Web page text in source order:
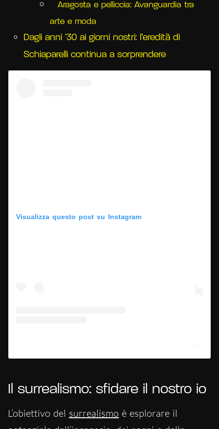
Aragosta e pelliccia: Avanguardia tra
arte e moda
Dagli anni ’30 ai giorni nostri: l’eredità di
Schiaparelli continua a sorprendere
Visualizza questo post su Instagram
Un post condiviso da The Art Institute of Chicago (@artinstitutechi)
Il surrealismo: sfidare il nostro io
L’obiettivo del surrealismo è esplorare il